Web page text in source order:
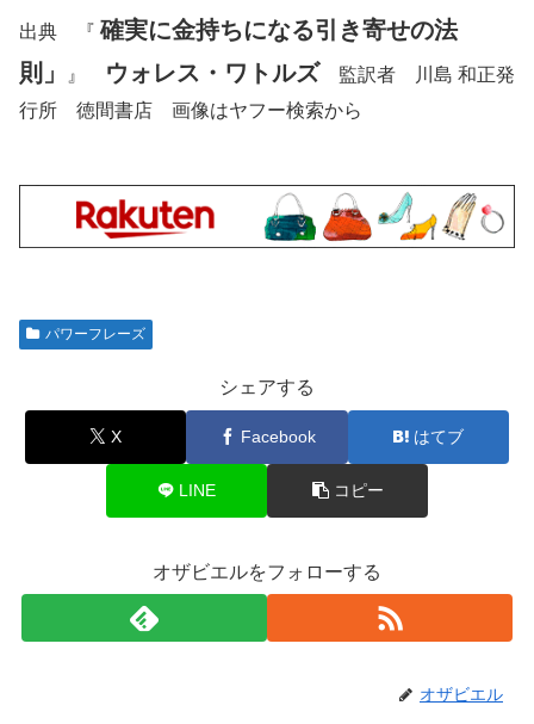
出典 『 確実に金持ちになる引き寄せの法
則」
』 ウォレス・ワトルズ 監訳者 川島 和正発
行所 徳間書店 画像はヤフー検索から
パワーフレーズ
シェアする
X Facebook はてブ
LINE コピー
オザビエルをフォローする
オザビエル